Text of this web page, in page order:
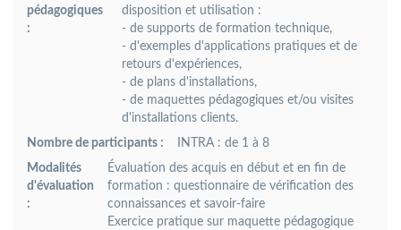
pédagogiques
:
disposition et utilisation :
- de supports de formation technique,
- d'exemples d'applications pratiques et de
retours d'expériences,
- de plans d'installations,
- de maquettes pédagogiques et/ou visites
d'installations clients.
Nombre de participants :
INTRA : de 1 à 8
Modalités
d'évaluation
:
Évaluation des acquis en début et en fin de
formation : questionnaire de vérification des
connaissances et savoir-faire
Exercice pratique sur maquette pédagogique